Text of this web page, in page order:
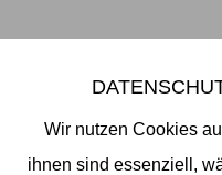
Wir nutzen Cookies
ihnen sind essenziell,